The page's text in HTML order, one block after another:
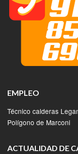
EMPLEO
Técnico calderas
Polígono de Marconi
ACTUALIDAD DE